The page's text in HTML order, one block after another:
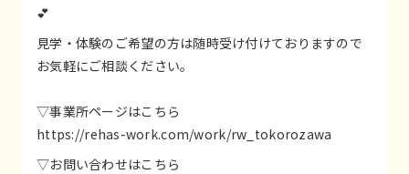
💕
見学・体験のご希望の方は随時受け付けておりますので
お気軽にご相談ください。
▽事業所ページはこちら
https://rehas-work.com/work/rw_tokorozawa
▽お問い合わせはこちら